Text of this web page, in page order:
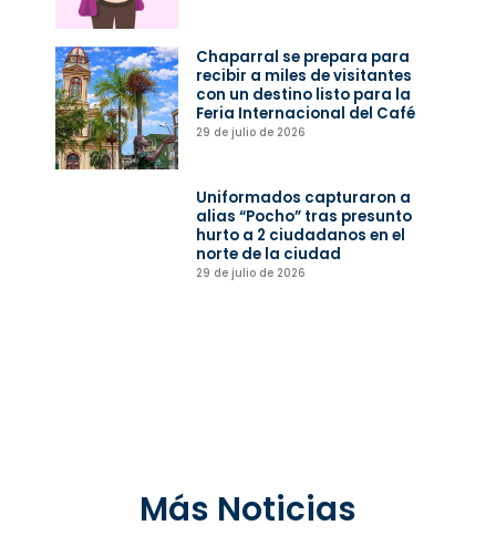
Chaparral se prepara para
recibir a miles de visitantes
con un destino listo para la
Feria Internacional del Café
29 de julio de 2026
Uniformados capturaron a
alias “Pocho” tras presunto
hurto a 2 ciudadanos en el
norte de la ciudad
29 de julio de 2026
Más Noticias